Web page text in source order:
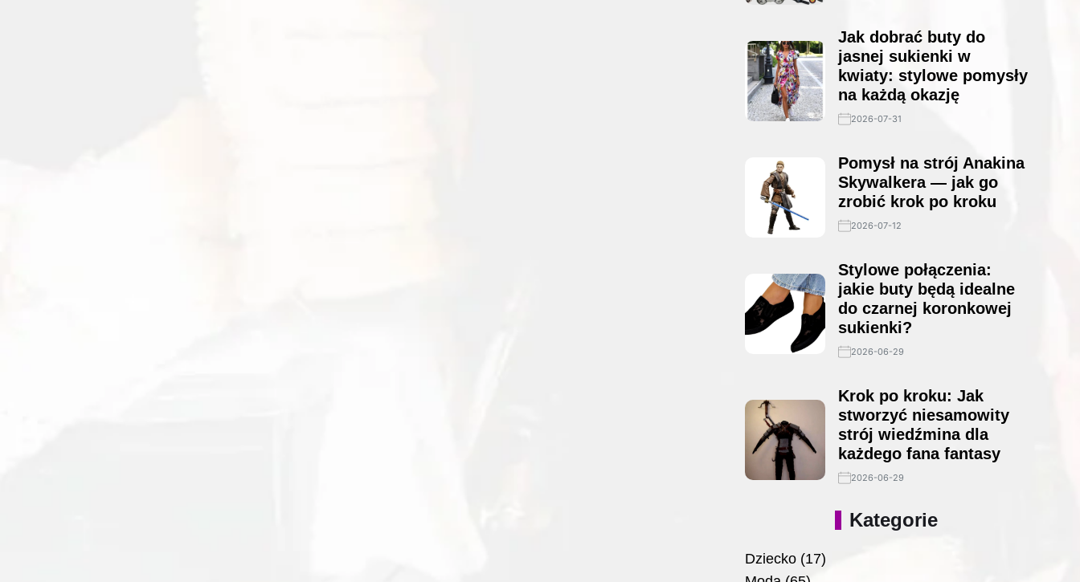
Jak dobrać buty do
jasnej sukienki w
kwiaty: stylowe pomysły
na każdą okazję
2026-07-31
Pomysł na strój Anakina
Skywalkera — jak go
zrobić krok po kroku
2026-07-12
Stylowe połączenia:
jakie buty będą idealne
do czarnej koronkowej
sukienki?
2026-06-29
Krok po kroku: Jak
stworzyć niesamowity
strój wiedźmina dla
każdego fana fantasy
2026-06-29
Kategorie
Dziecko(17)